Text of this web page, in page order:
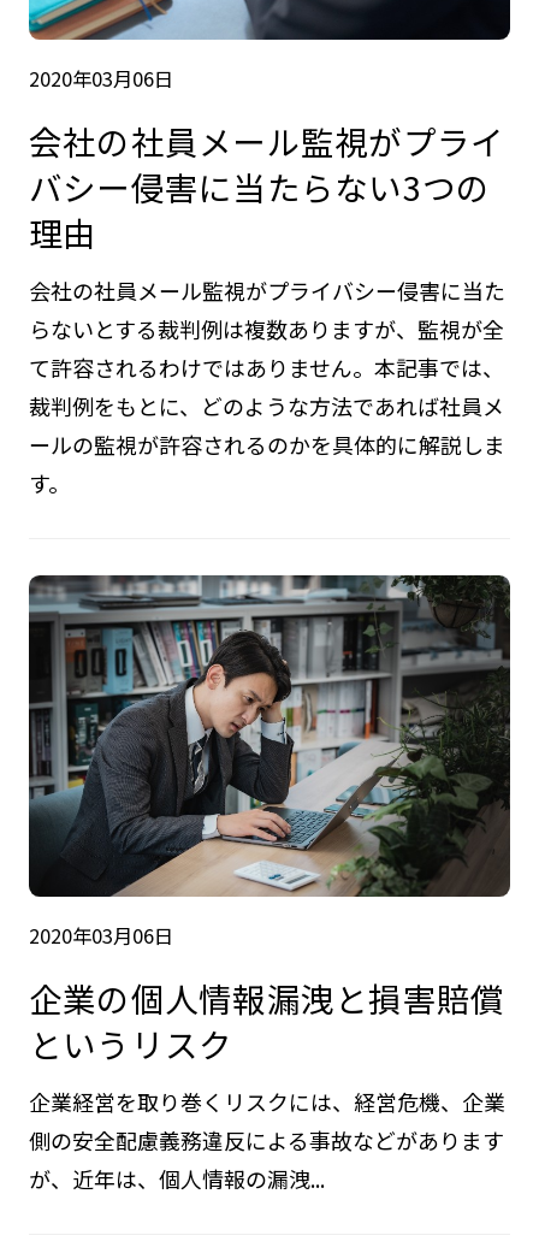
2020年03月06日
会社の社員メール監視がプライ
バシー侵害に当たらない3つの
理由
会社の社員メール監視がプライバシー侵害に当た
らないとする裁判例は複数ありますが、監視が全
て許容されるわけではありません。本記事では、
裁判例をもとに、どのような方法であれば社員メ
ールの監視が許容されるのかを具体的に解説しま
す。
2020年03月06日
企業の個人情報漏洩と損害賠償
というリスク
企業経営を取り巻くリスクには、経営危機、企業
側の安全配慮義務違反による事故などがあります
が、近年は、個人情報の漏洩...